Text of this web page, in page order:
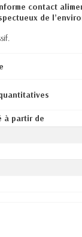
contact
de
à partir de